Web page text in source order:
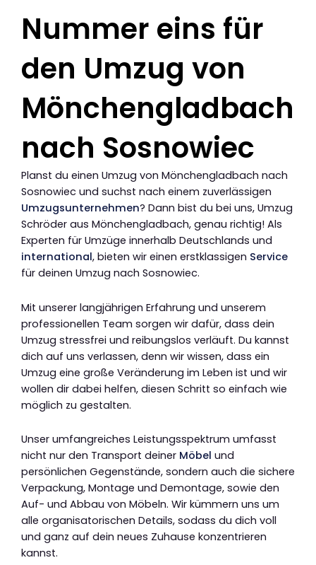
Nummer eins für
den Umzug von
Mönchengladbach
nach Sosnowiec
Planst du einen Umzug von Mönchengladbach nach
Sosnowiec und suchst nach einem zuverlässigen
Umzugsunternehmen? Dann bist du bei uns, Umzug
Schröder aus Mönchengladbach, genau richtig! Als
Experten für Umzüge innerhalb Deutschlands und
international, bieten wir einen erstklassigen Service
für deinen Umzug nach Sosnowiec.
Mit unserer langjährigen Erfahrung und unserem
professionellen Team sorgen wir dafür, dass dein
Umzug stressfrei und reibungslos verläuft. Du kannst
dich auf uns verlassen, denn wir wissen, dass ein
Umzug eine große Veränderung im Leben ist und wir
wollen dir dabei helfen, diesen Schritt so einfach wie
möglich zu gestalten.
Unser umfangreiches Leistungsspektrum umfasst
nicht nur den Transport deiner Möbel und
persönlichen Gegenstände, sondern auch die sichere
Verpackung, Montage und Demontage, sowie den
Auf- und Abbau von Möbeln. Wir kümmern uns um
alle organisatorischen Details, sodass du dich voll
und ganz auf dein neues Zuhause konzentrieren
kannst.